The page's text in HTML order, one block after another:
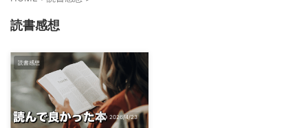
読書感想
読書感想
2026/4/23